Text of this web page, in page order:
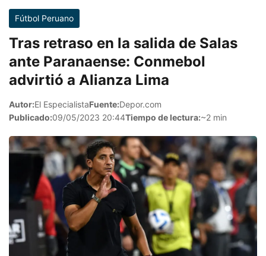
Fútbol Peruano
Tras retraso en la salida de Salas
ante Paranaense: Conmebol
advirtió a Alianza Lima
Autor:El EspecialistaFuente:Depor.com
Publicado:09/05/2023 20:44Tiempo de lectura:~2 min